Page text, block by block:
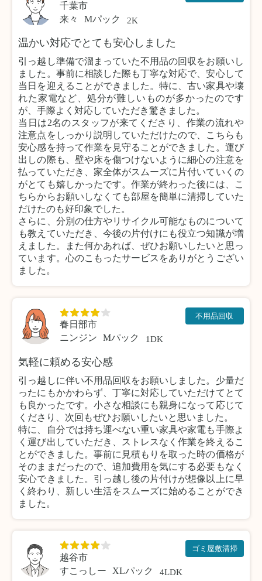
千葉市
来々
Mパック 2K
温かい対応でとても安心しました
引っ越し準備で溜まっていた不用品の回収をお願いし
ました。事前に相談した際も丁寧な対応で、安心して
当日を迎えることができました。特に、古い家具や壊
れた家電など、処分が難しいものが多かったのです
が、手際よく対応していただき驚きました。
当日は2名のスタッフが来てくださり、作業の流れや
注意点をしっかり説明していただけたので、こちらも
安心感を持って作業を見守ることができました。運び
出しの際も、壁や床を傷つけないように細心の注意を
払っていただき、家全体がスムーズに片付いていくの
がとても嬉しかったです。作業が終わった後には、こ
ちらからお願いしなくても部屋を簡単に清掃していた
だけたのも好印象でした。
さらに、分別の仕方やリサイクル可能なものについて
も教えていただき、今後の片付けにも役立つ知識が増
えました。また何かあれば、ぜひお願いしたいと思っ
ています。心のこもったサービスをありがとうござい
ました。
春日部市
ニンジン
Mパック 1DK
不用品回収
気軽に頼める安心感
引っ越しに伴い不用品回収をお願いしました。少量だ
ったにもかかわらず、丁寧に対応していただけてとて
も良かったです。小さな相談にも親身になって応じて
くださり、次回もぜひお願いしたいと思いました。
特に、自分では持ち運べない重い家具や家電も手際よ
く運び出していただき、ストレスなく作業を終えるこ
とができました。事前に見積もりを取った時の価格が
そのままだったので、追加費用を気にする必要もなく
安心できました。引っ越し後の片付けが想像以上に早
く終わり、新しい生活をスムーズに始めることができ
ました。
越谷市
すこっしー
XLパック 4LDK
ゴミ屋敷清掃